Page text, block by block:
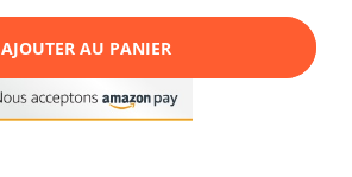
AJOUTER AU PANIER